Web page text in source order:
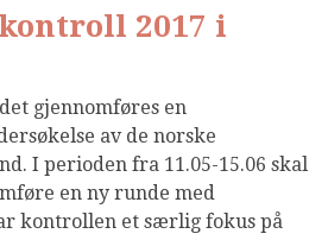
2017 i
gjennomføres en
av de norske
I perioden fra 11.05-15.06 skal
en ny runde med
kontrollen et særlig fokus på